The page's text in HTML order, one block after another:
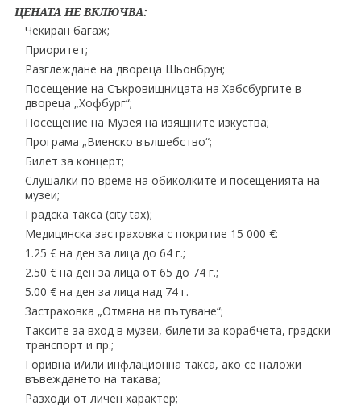
ЦЕНАТА НЕ ВКЛЮЧВА:
Чекиран багаж;
Приоритет;
Разглеждане на двореца Шьонбрун;
Посещение на Съкровищницата на Хабсбургите в
двореца „Хофбург“;
Посещение на Музея на изящните изкуства;
Програма „Виенско вълшебство“;
Билет за концерт;
Слушалки по време на обиколките и посещенията на
музеи;
Градска такса (city tax);
Медицинска застраховка с покритие 15 000 €:
1.25 € на ден за лица до 64 г.;
2.50 € на ден за лица от 65 до 74 г.;
5.00 € на ден за лица над 74 г.
Застраховка „Oтмяна на пътуване“;
Таксите за вход в музеи, билети за корабчета, градски
транспорт и пр.;
Горивна и/или инфлационна такса, ако се наложи
въвеждането на такава;
Разходи от личен характер;